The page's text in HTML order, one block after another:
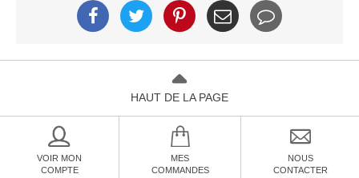
HAUT DE LA PAGE
VOIR MON
COMPTE
MES
COMMANDES
NOUS
CONTACTER